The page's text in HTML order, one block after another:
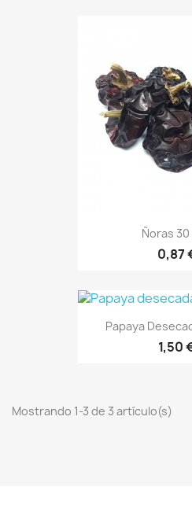
Ñoras 30
0,87
Papaya
1,50
Mostrando 1-3 de 3 artículo(s)